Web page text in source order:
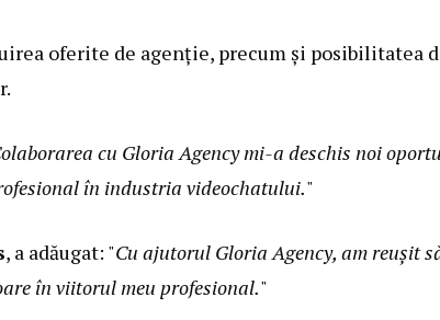
oferite de agenție, precum și posibilitatea
cu Gloria Agency mi-a deschis noi
în industria videochatului."
, a adăugat: "Cu ajutorul Gloria Agency, am reușit
în viitorul meu profesional."